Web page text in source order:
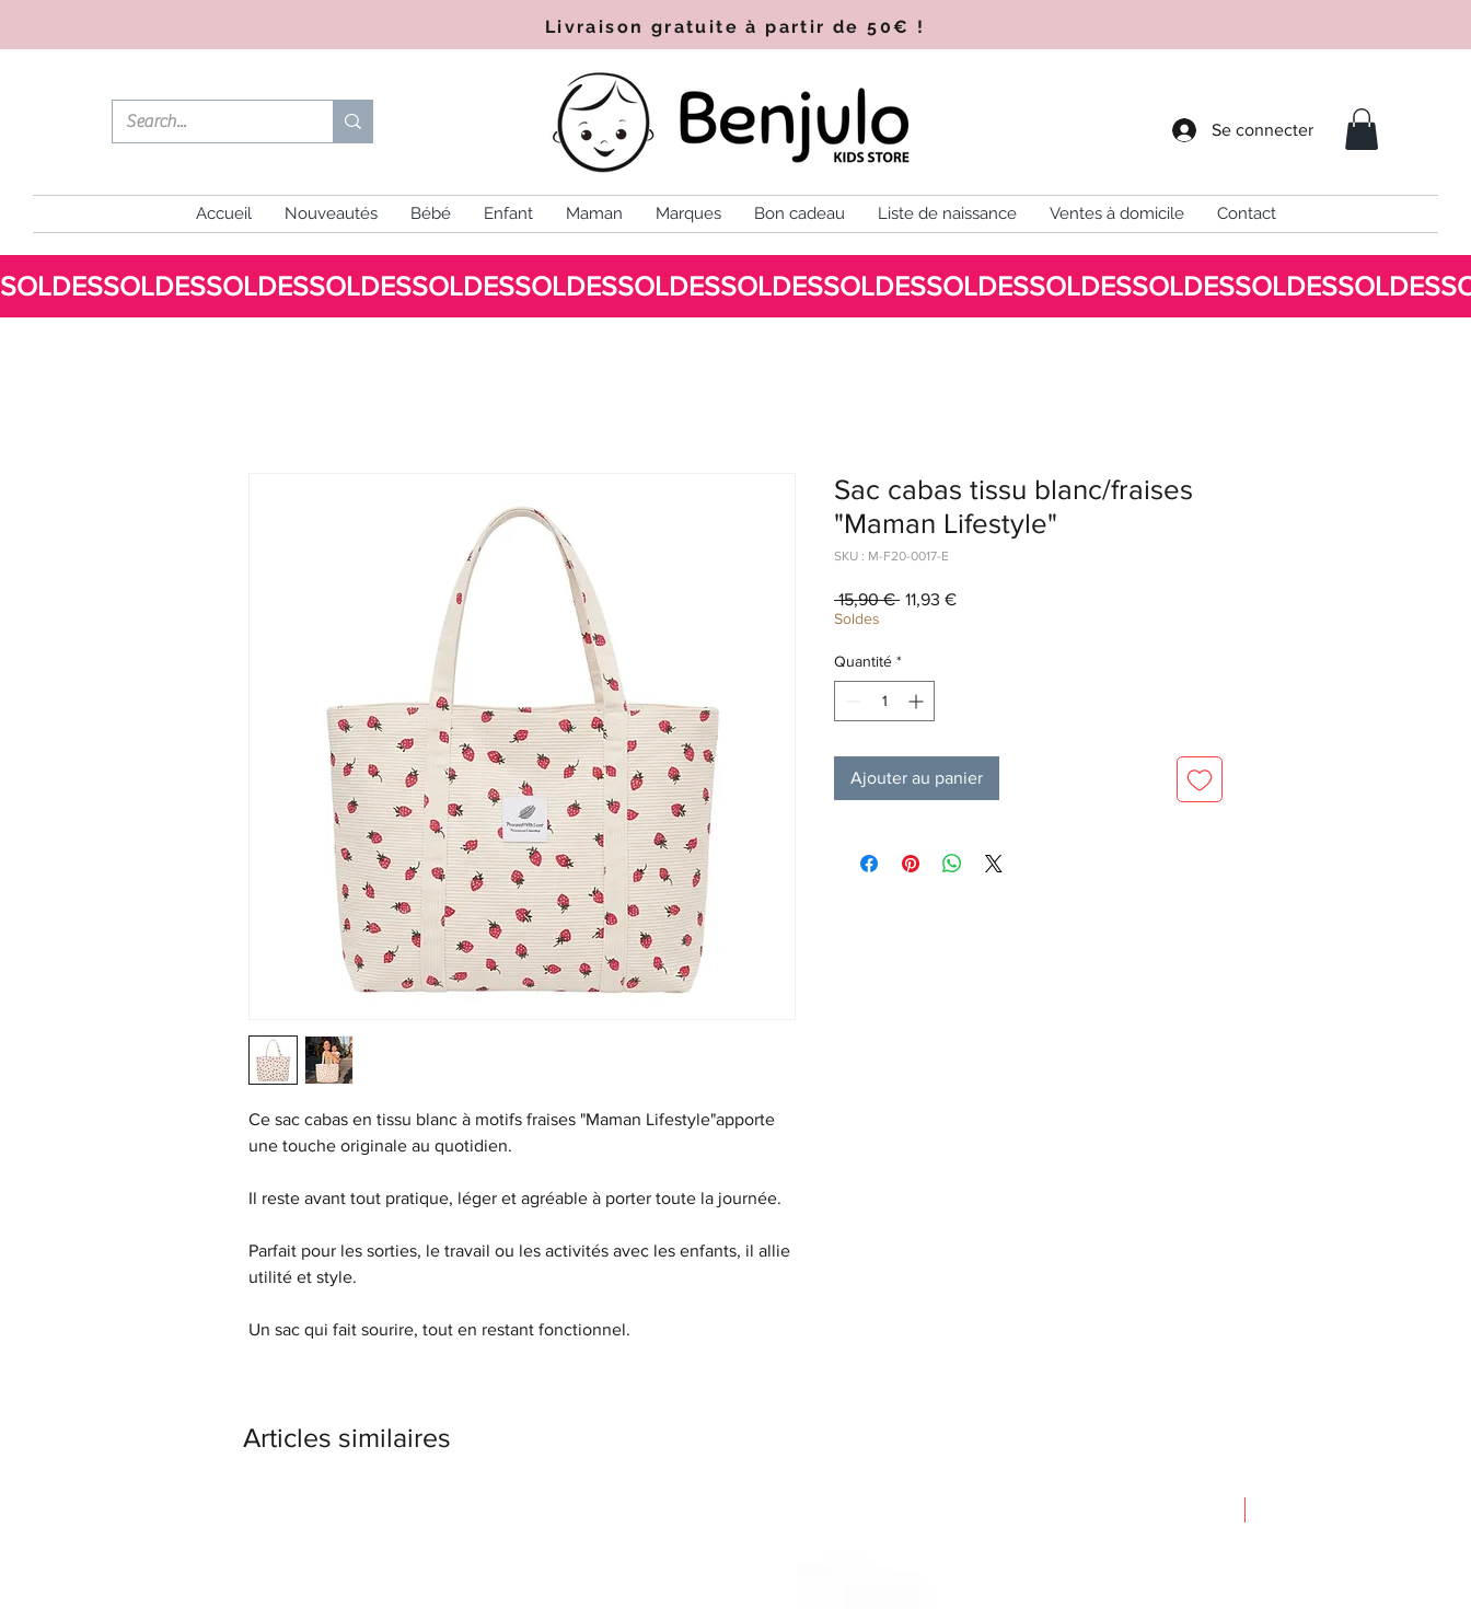
Livraison gratuite à partir de 50€ !
Se connecter
Accueil Nouveautés Bébé Enfant Maman Marques Bon cadeau Liste de naissance Ventes à domicile Contact
Ce sac cabas en tissu blanc à motifs fraises "Maman Lifestyle"apporte
une touche originale au quotidien.
Il reste avant tout pratique, léger et agréable à porter toute la journée.
Parfait pour les sorties, le travail ou les activités avec les enfants, il allie
utilité et style.
Un sac qui fait sourire, tout en restant fonctionnel.
Sac cabas tissu blanc/fraises
"Maman Lifestyle"
SKU : M-F20-0017-E
15,90 € Prix
11,93 €Prix
Soldes
Quantité *
Ajouter au panier
Articles similaires